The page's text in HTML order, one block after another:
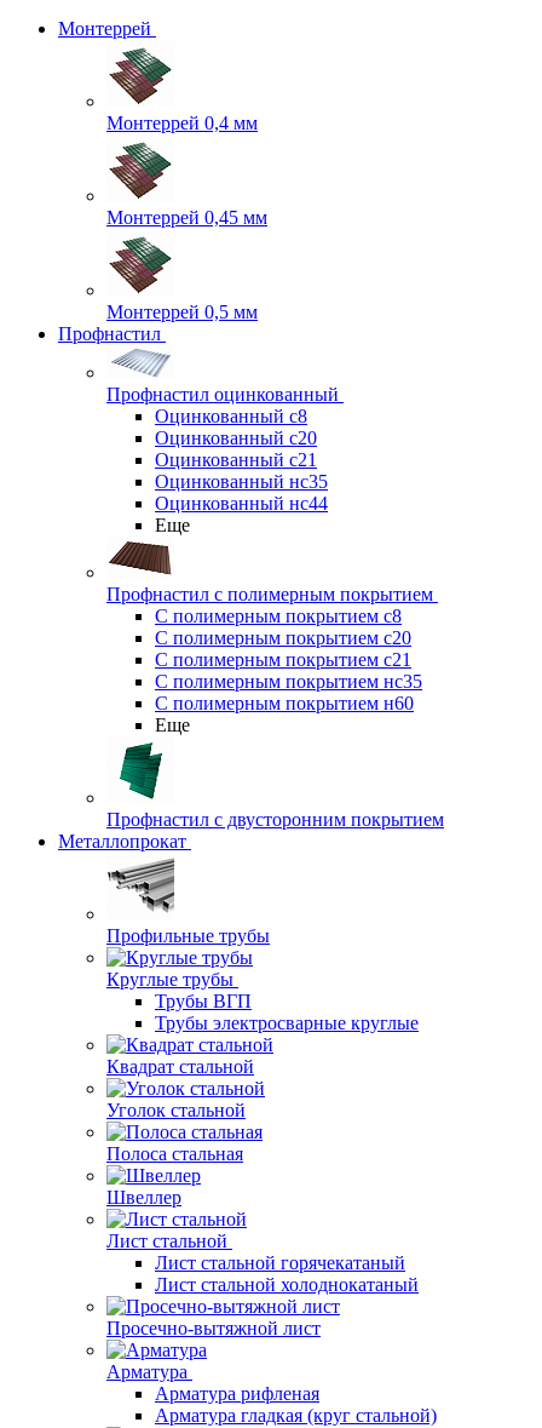
Монтеррей
Монтеррей 0,4 мм
Монтеррей 0,45 мм
Монтеррей 0,5 мм
Профнастил
Профнастил оцинкованный
Оцинкованный с8
Оцинкованный с20
Оцинкованный с21
Оцинкованный нс35
Оцинкованный нс44
Еще
Профнастил с полимерным покрытием
С полимерным покрытием с8
С полимерным покрытием с20
С полимерным покрытием с21
С полимерным покрытием нс35
С полимерным покрытием н60
Еще
Профнастил с двусторонним покрытием
Металлопрокат
Профильные трубы
Круглые трубы
Трубы ВГП
Трубы электросварные круглые
Квадрат стальной
Уголок стальной
Полоса стальная
Швеллер
Лист стальной
Лист стальной горячекатаный
Лист стальной холоднокатаный
Просечно-вытяжной лист
Арматура
Арматура рифленая
Арматура гладкая (круг стальной)